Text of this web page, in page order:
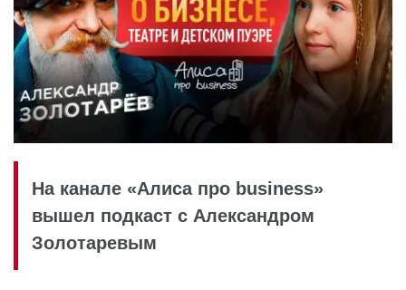
На канале «Алиса про business»
вышел подкаст с Александром
Золотаревым